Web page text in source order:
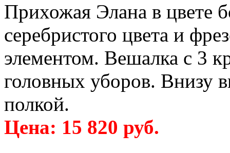
Прихожая Элана в цвете
серебристого цвета и
элементом. Вешалка с 3
головных уборов. Внизу
полкой.
Цена: 15 820 руб.